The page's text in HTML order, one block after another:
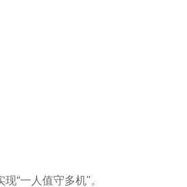
“一人值守多机"。